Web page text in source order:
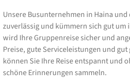
Unsere Busunternehmen in Haina
zuverlässig und kümmern sich gut um
wird Ihre Gruppenreise sicher und
Preise, gute Serviceleistungen und gut
können Sie Ihre Reise entspannt und
schöne Erinnerungen sammeln.